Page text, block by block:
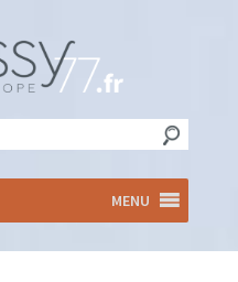
MENU